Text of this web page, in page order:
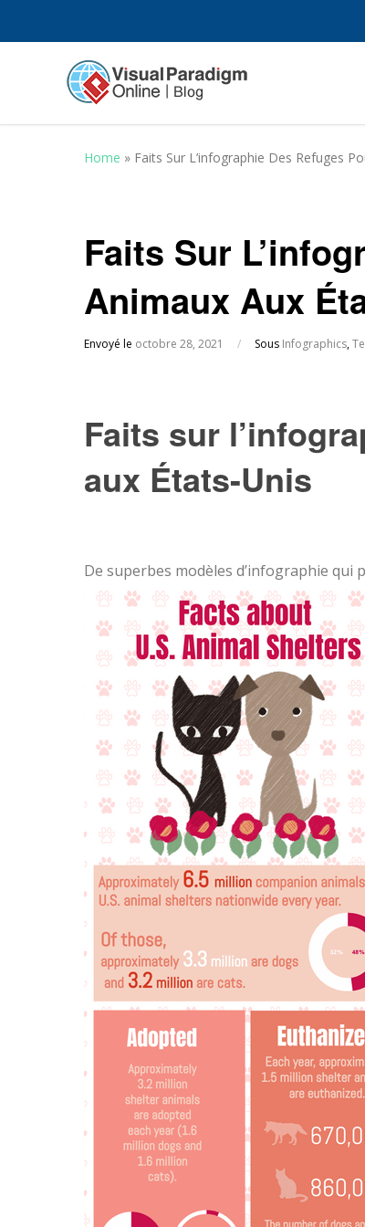
Home » Faits Sur L’infographie Des Refuges
Faits Sur
Animaux Aux
Envoyé le octobre 28, 2021 / Sous Infographics,
Faits sur
aux États-Unis
De superbes modèles d’infographie qui